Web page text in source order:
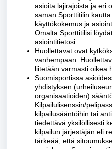
asioita lajirajoista ja eri
saman Sporttitilin
käyttökokemus ja
Omalta Sporttitilisi
asiointitietosi.
Huollettavat ovat
vanhempaan.
liitetään varmasti oikea
Suomisportissa
yhdistyksen
organisaatioiden)
Kilpailulisenssin/
kilpailusääntöihin tai
tiedettävä yksilöllisesti
kilpailun järjestäjän eli
tärkeää, että